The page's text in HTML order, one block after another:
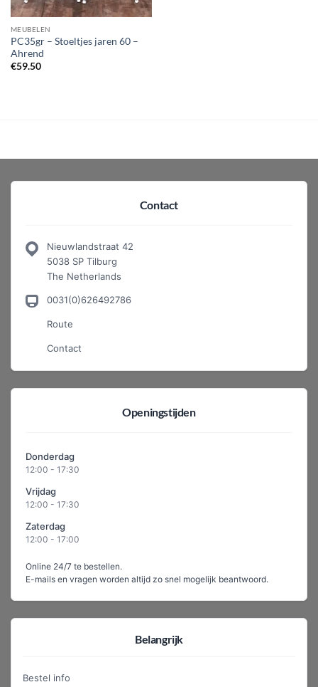
MEUBELEN
PC35gr – Stoeltjes jaren 60 –
Ahrend
€59.50
Contact
Nieuwlandstraat 42
5038 SP Tilburg
The Netherlands
0031(0)626492786
Route
Contact
Openingstijden
Donderdag
12:00 - 17:30
Vrijdag
12:00 - 17:30
Zaterdag
12:00 - 17:00
Online 24/7 te bestellen.
E-mails en vragen worden altijd zo snel mogelijk beantwoord.
Belangrijk
Bestel info